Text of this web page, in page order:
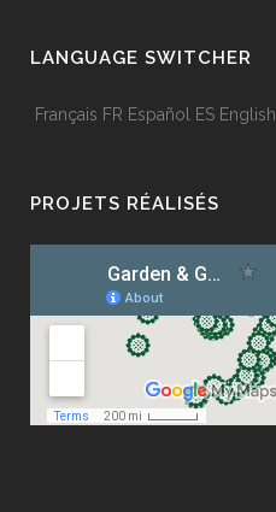
LANGUAGE SWITCHER
Français FR Español ES English
PROJETS RÉALISÉS